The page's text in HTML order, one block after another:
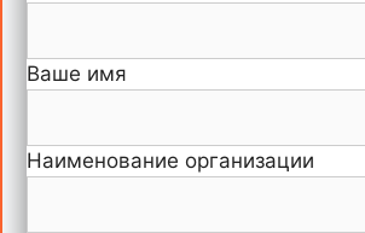
Ваше имя
Наименование организации